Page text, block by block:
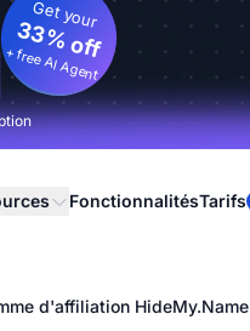
Get your
33% off
+ free AI Agent
FonctionnalitésTarifs
d'affiliation HideMy.Name